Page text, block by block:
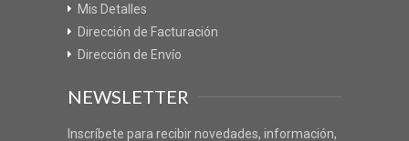
Mis Detalles
Dirección de Facturación
Dirección de Envío
NEWSLETTER
Inscríbete para recibir novedades, información,